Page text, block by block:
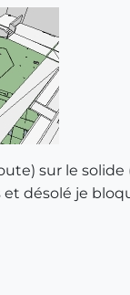
sur le
désolé je